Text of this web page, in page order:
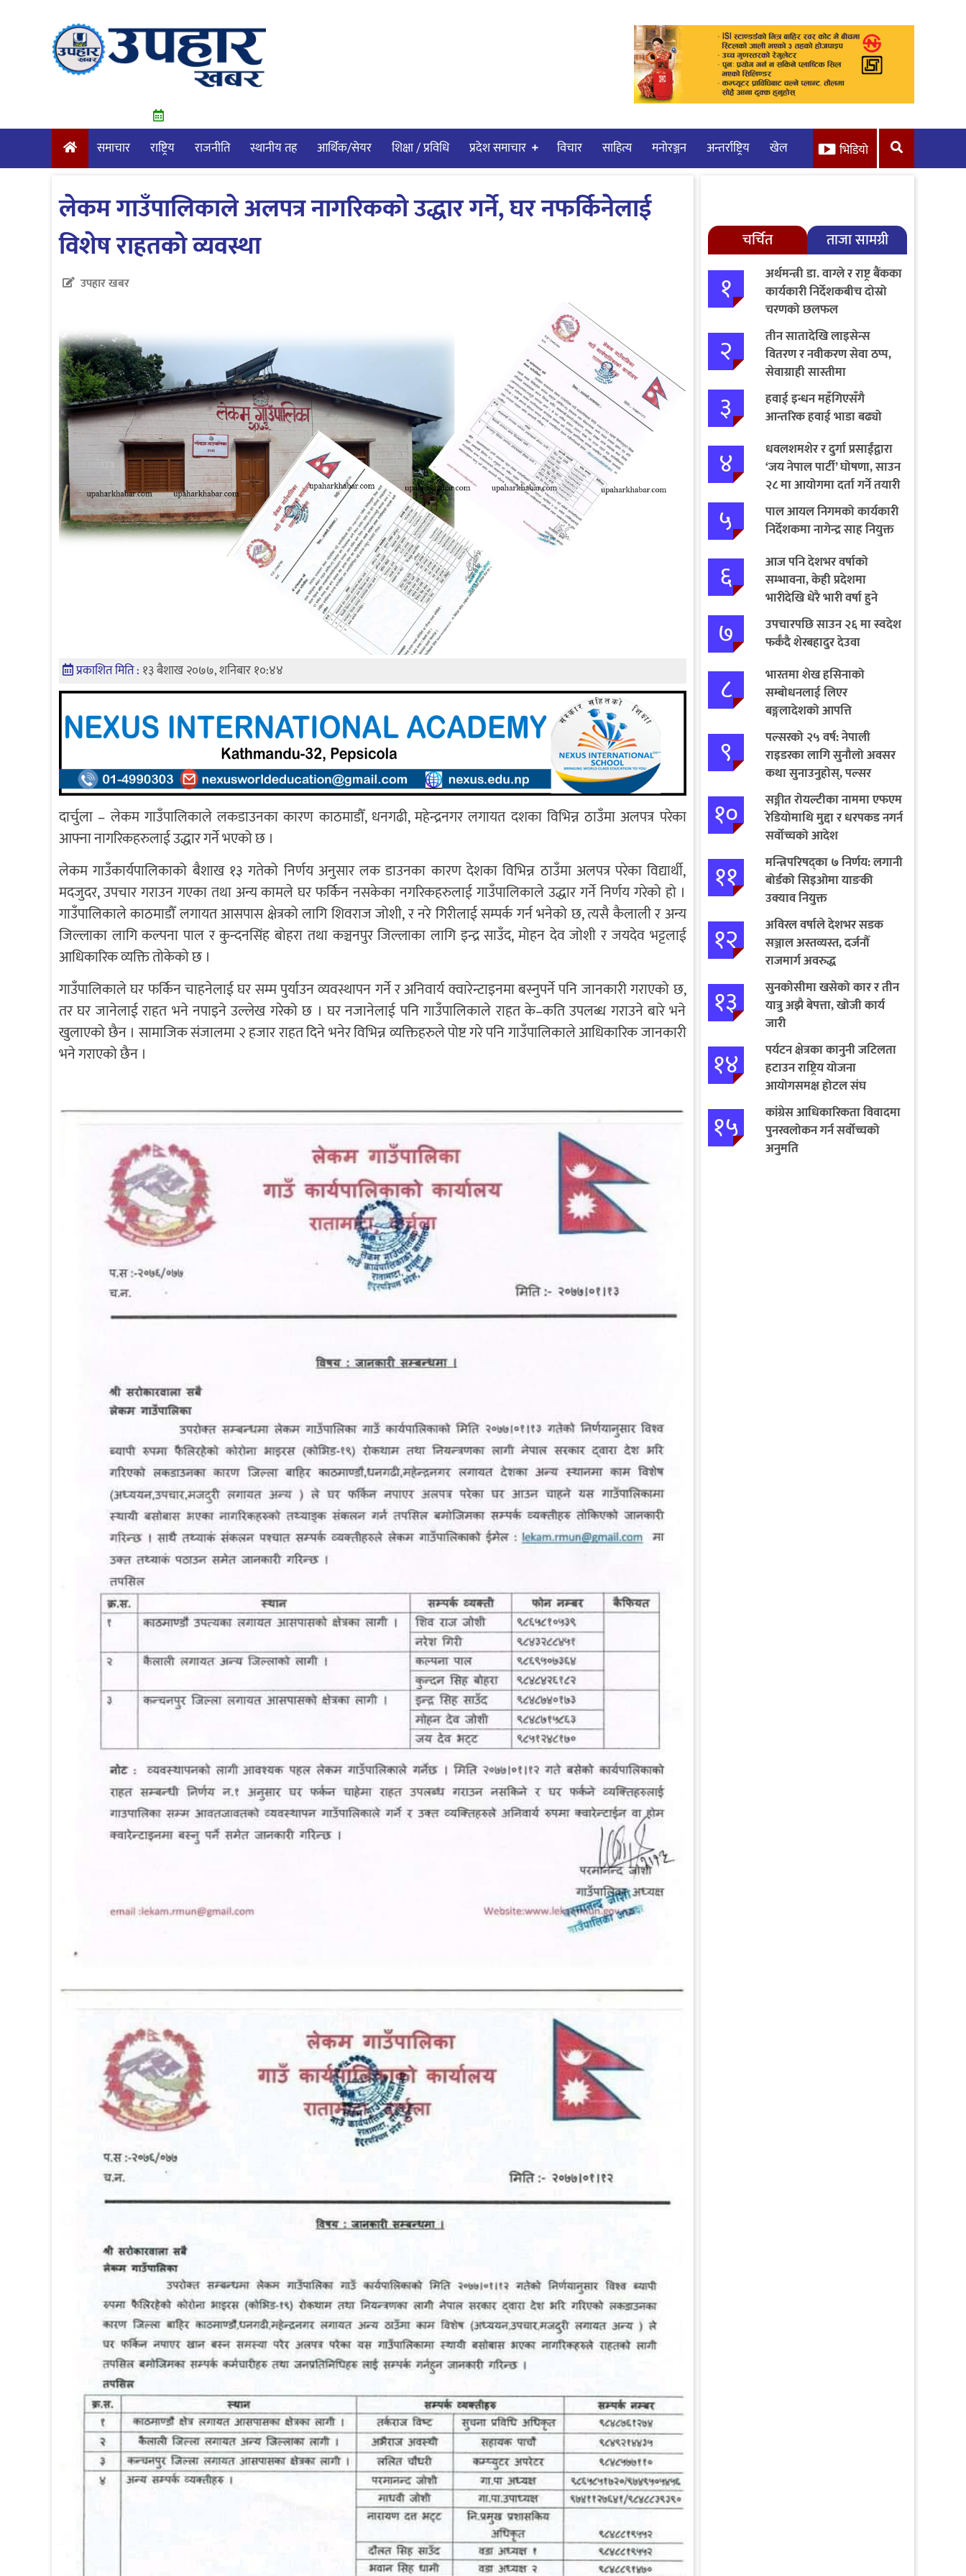
समाचार राष्ट्रिय राजनीति स्थानीय तह आर्थिक/सेयर शिक्षा / प्रविधि प्रदेश समाचार विचार साहित्य मनाेरञ्जन अन्तर्राष्ट्रिय खेल भिडियो
लेकम गाउँपालिकाले अलपत्र नागरिकको उद्धार गर्ने, घर नफर्किनेलाई
विशेष राहतको व्यवस्था
उपहार खबर
प्रकाशित मिति : १३ बैशाख २०७७, शनिबार १०:४४
दार्चुला – लेकम गाउँपालिकाले लकडाउनका कारण काठमाडौँ, धनगढी, महेन्द्रनगर लगायत दशका विभिन्न ठाउँमा अलपत्र परेका
आफ्ना नागरिकहरुलाई उद्धार गर्ने भएको छ ।
लेकम गाउँकार्यपालिकाको बैशाख १३ गतेको निर्णय अनुसार लक डाउनका कारण देशका विभिन्न ठाउँमा अलपत्र परेका विद्यार्थी,
मदजुदर, उपचार गराउन गएका तथा अन्य कामले घर फर्किन नसकेका नगरिकहरुलाई गाउँपालिकाले उद्धार गर्ने निर्णय गरेको हो ।
गाउँपालिकाले काठमाडौँ लगायत आसपास क्षेत्रको लागि शिवराज जोशी, र नरे गिरीलाई सम्पर्क गर्न भनेको छ, त्यसै कैलाली र अन्य
जिल्लाका लागि कल्पना पाल र कुन्दनसिंह बोहरा तथा कञ्चनपुर जिल्लाका लागि इन्द्र साउँद, मोहन देव जोशी र जयदेव भट्टलाई
आधिकारिक व्यक्ति तोकेको छ ।
गाउँपालिकाले घर फर्किन चाहनेलाई घर सम्म पुर्याउन व्यवस्थापन गर्ने र अनिवार्य क्वारेन्टाइनमा बस्नुपर्ने पनि जानकारी गराएको छ,
तर घर जानेलाई राहत भने नपाइने उल्लेख गरेको छ । घर नजानेलाई पनि गाउँपालिकाले राहत के–कति उपलब्ध गराउने बारे भने
खुलाएको छैन । सामाजिक संजालमा २ हजार राहत दिने भनेर विभिन्न व्यक्तिहरुले पोष्ट गरे पनि गाउँपालिकाले आधिकारिक जानकारी
भने गराएको छैन ।
चर्चित ताजा सामग्री
१
अर्थमन्त्री डा. वाग्ले र राष्ट्र बैंकका
कार्यकारी निर्देशकबीच दोस्रो
चरणको छलफल
२
तीन सातादेखि लाइसेन्स
वितरण र नवीकरण सेवा ठप्प,
सेवाग्राही सास्तीमा
३
हवाई इन्धन महँगिएसँगै
आन्तरिक हवाई भाडा बढ्यो
४
धवलशमशेर र दुर्गा प्रसाईंद्वारा
‘जय नेपाल पार्टी’ घोषणा, साउन
२८ मा आयोगमा दर्ता गर्ने तयारी
५
पाल आयल निगमको कार्यकारी
निर्देशकमा नागेन्द्र साह नियुक्त
६
आज पनि देशभर वर्षाको
सम्भावना, केही प्रदेशमा
भारीदेखि धेरै भारी वर्षा हुने
चेतावनी
७
उपचारपछि साउन २६ मा स्वदेश
फर्कँदै शेरबहादुर देउवा
८
भारतमा शेख हसिनाको
सम्बोधनलाई लिएर
बङ्गलादेशको आपत्ति
९
पल्सरको २५ वर्ष: नेपाली
राइडरका लागि सुनौलो अवसर
कथा सुनाउनुहोस्, पल्सर
जित्नुहोस्
१०
सङ्गीत रोयल्टीका नाममा एफएम
रेडियोमाथि मुद्दा र धरपकड नगर्न
सर्वोच्चको आदेश
११
मन्त्रिपरिषद्का ७ निर्णय: लगानी
बोर्डको सिइओमा याङकी
उक्याव नियुक्त
१२
अविरल वर्षाले देशभर सडक
सञ्जाल अस्तव्यस्त, दर्जनौँ
राजमार्ग अवरुद्ध
१३
सुनकोसीमा खसेको कार र तीन
यात्रु अझै बेपत्ता, खोजी कार्य
जारी
१४
पर्यटन क्षेत्रका कानुनी जटिलता
हटाउन राष्ट्रिय योजना
आयोगसमक्ष होटल संघ
बागमतीका पाँचबुँदे माग
१५
कांग्रेस आधिकारिकता विवादमा
पुनरवलोकन गर्न सर्वोच्चको
अनुमति